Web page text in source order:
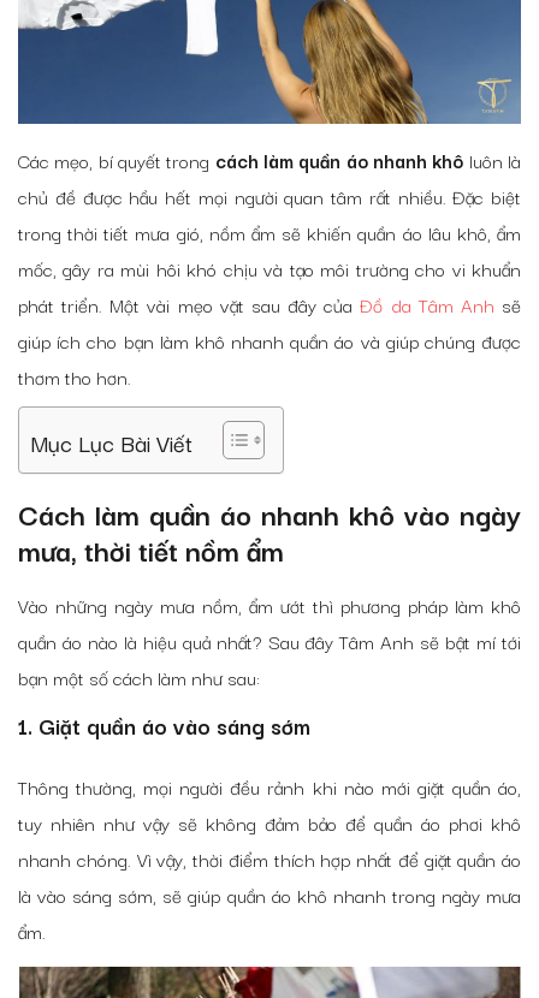
Các mẹo, bí quyết trong cách làm quần áo nhanh khô luôn là
chủ đề được hầu hết mọi người quan tâm rất nhiều. Đặc biệt
trong thời tiết mưa gió, nồm ẩm sẽ khiến quần áo lâu khô, ẩm
mốc, gây ra mùi hôi khó chịu và tạo môi trường cho vi khuẩn
phát triển. Một vài mẹo vặt sau đây củaĐồ da Tâm Anh sẽ
giúp ích cho bạn làm khô nhanh quần áo và giúp chúng được
thơm tho hơn.
Mục Lục Bài Viết
Cách làm quần áo nhanh khô vào ngày
mưa, thời tiết nồm ẩm
Vào những ngày mưa nồm, ẩm ướt thì phương pháp làm khô
quần áo nào là hiệu quả nhất? Sau đây Tâm Anh sẽ bật mí tới
bạn một số cách làm như sau:
1. Giặt quần áo vào sáng sớm
Thông thường, mọi người đều rảnh khi nào mới giặt quần áo,
tuy nhiên như vậy sẽ không đảm bảo để quần áo phơi khô
nhanh chóng. Vì vậy, thời điểm thích hợp nhất để giặt quần áo
là vào sáng sớm, sẽ giúp quần áo khô nhanh trong ngày mưa
ẩm.